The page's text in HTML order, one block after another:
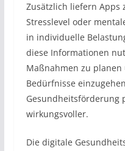
Zusätzlich liefern Apps
Stresslevel oder
in individuelle
diese Informationen
Maßnahmen zu
Bedürfnisse
Gesundheitsförderung
wirkungsvoller.
Die digitale